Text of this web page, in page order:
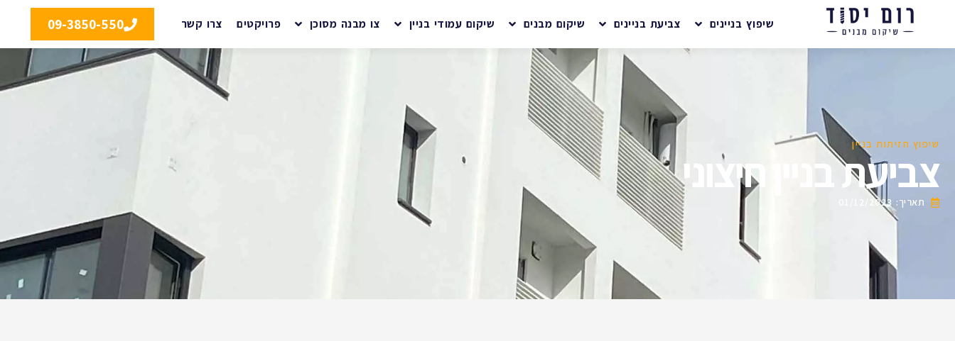
שיפוץ בניינים צביעת בניינים שיקום מבנים שיקום עמודי בניין צו מבנה מסוכן פרויקטים צרו קשר 09-3850-550
שיפוץ חזיתות בניין
צביעת בניין חיצוני
תאריך:01/12/2023